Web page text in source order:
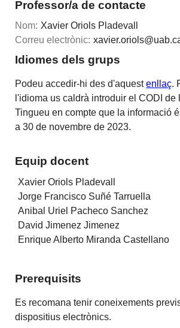
Professor/a de contacte
Nom: Xavier Oriols Pladevall
Correu electrònic:
Idiomes dels grups
Podeu accedir-hi des d'aquestenllaç.
l'idioma us caldrà introduir el CODI de
Tingueu en compte que la informació
a 30 de novembre de 2023.
Equip docent
Xavier Oriols Pladevall
Jorge Francisco Suñé Tarruella
Anibal Uriel Pacheco Sanchez
David Jimenez Jimenez
Enrique Alberto Miranda Castellano
Prerequisits
Es recomana tenir coneixements
dispositius electrònics.